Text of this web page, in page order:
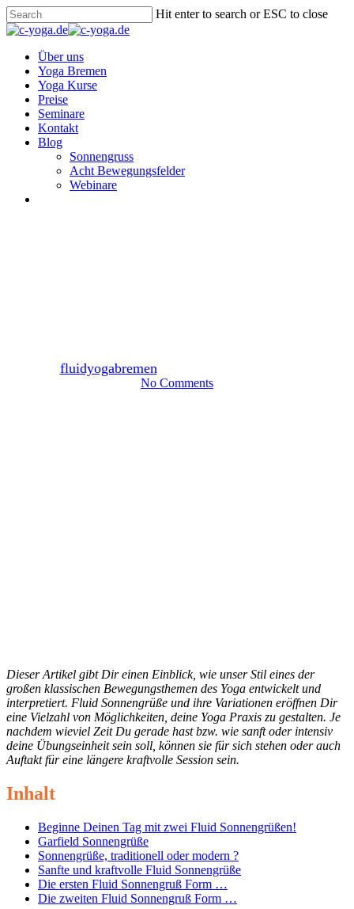
Skip
to
main
content
Hit enter to search or ESC to close
Close
Menu
Über uns
Yoga Bremen
Yoga Kurse
Preise
Seminare
Kontakt
Blog
Sonnengruss
Acht Bewegungsfelder
Webinare
fluidyogabremen
No Comments
Dieser Artikel gibt Dir einen Einblick, wie unser Stil eines der
großen klassischen Bewegungsthemen des Yoga entwickelt und
interpretiert. Fluid Sonnengrüße und ihre Variationen eröffnen Dir
eine Vielzahl von Möglichkeiten, deine Yoga Praxis zu gestalten. Je
nachdem wieviel Zeit Du gerade hast bzw. wie sanft oder intensiv
deine Übungseinheit sein soll, können sie für sich stehen oder auch
Auftakt für eine längere kraftvolle Session sein.
Inhalt
Beginne Deinen Tag mit zwei Fluid Sonnengrüßen!
Garfield Sonnengrüße
Sonnengrüße, traditionell oder modern ?
Sanfte und kraftvolle Fluid Sonnengrüße
Die ersten Fluid Sonnengruß Form …
Die zweiten Fluid Sonnengruß Form …